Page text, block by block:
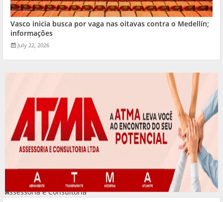
Vasco inicia busca por vaga nas oitavas contra o Medellín;
informações
July 22, 2026
Assessoria e Consultoria
#